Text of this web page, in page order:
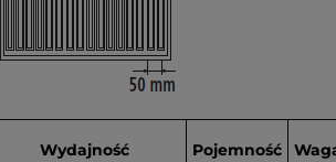
Wydajność Pojemność